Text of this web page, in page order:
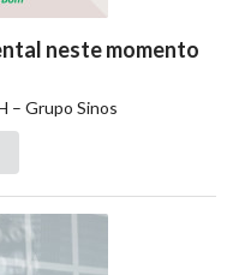
neste momento
– Grupo Sinos